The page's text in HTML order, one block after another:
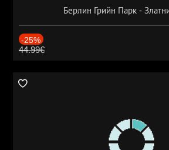
Берлин Грийн Парк -
-25%
44.99€